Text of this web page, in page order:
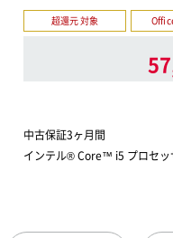
超還元 対象
中古保証3ヶ月間
インテル® Core™ i5 プロセ